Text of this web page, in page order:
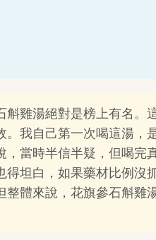
雞湯絕對是榜上有名。
我自己第一次喝這湯，
，當時半信半疑，但喝完
得坦白，如果藥材比例沒
體來說，花旗參石斛雞